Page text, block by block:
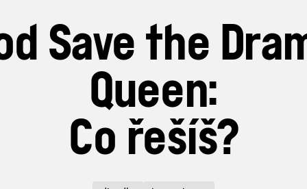
Save the
Queen:
Co řešíš?